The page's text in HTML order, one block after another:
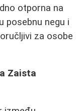
otporna na
posebnu negu i
za osobe
Zaista